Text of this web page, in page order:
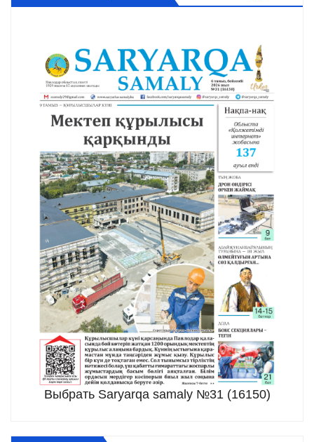
Выбрать Saryarqa samaly №31 (16150)